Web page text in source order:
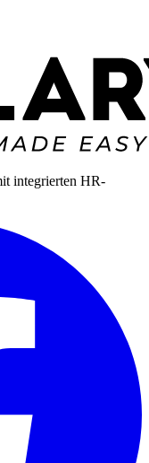
integrierten HR-